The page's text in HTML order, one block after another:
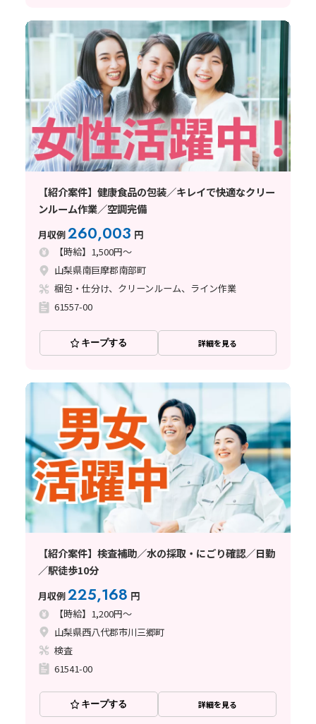
【紹介案件】健康食品の包装／キレイで快適なクリー
ンルーム作業／空調完備
月収例260,003 円
【時給】1,500円～
山梨県南巨摩郡南部町
梱包・仕分け、クリーンルーム、ライン作業
61557-00
キープする 詳細を見る
【紹介案件】検査補助／水の採取・にごり確認／日勤
／駅徒歩10分
月収例225,168 円
【時給】1,200円～
山梨県西八代郡市川三郷町
検査
61541-00
キープする 詳細を見る